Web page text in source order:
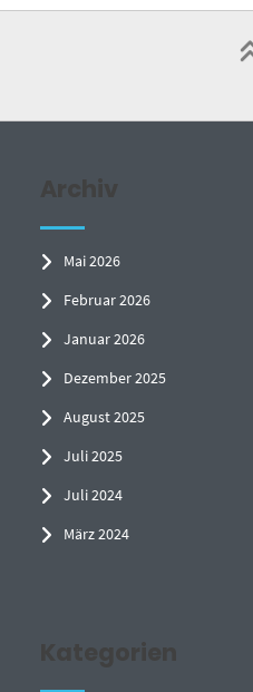
Archiv
Mai 2026
Februar 2026
Januar 2026
Dezember 2025
August 2025
Juli 2025
Juli 2024
März 2024
Kategorien